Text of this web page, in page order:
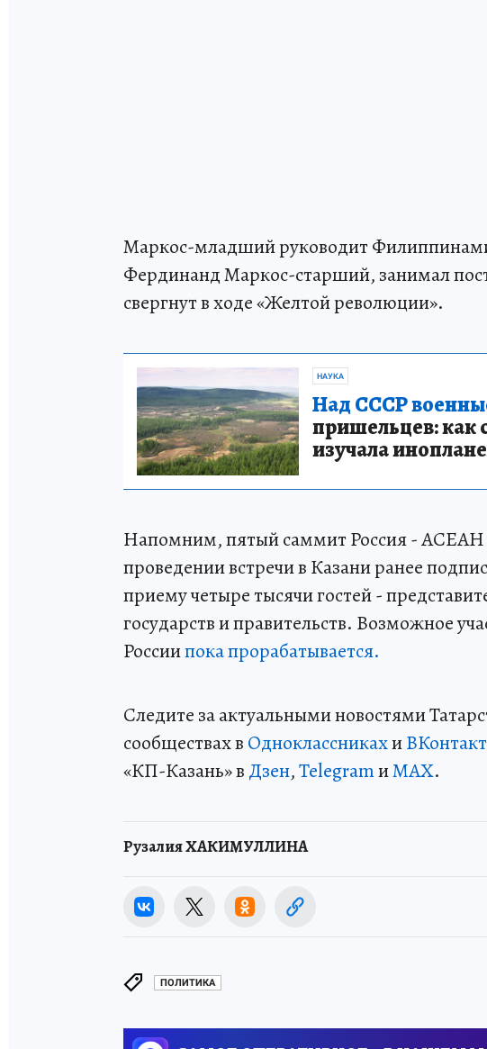
Маркос-младший руководит Филиппинами
Фердинанд Маркос-старший, занимал
свергнут в ходе «Желтой революции».
НАУКА
Над СССР
пришельцев: как
изучала
Напомним, пятый саммит Россия - АСЕАН
проведении встречи в Казани ранее
приему четыре тысячи гостей -
государств и правительств. Возможное
Россиипока прорабатывается.
Следите за актуальными новостями
сообществах в Одноклассникахи
«КП-Казань» в Дзен,TelegramиMAX.
Рузалия ХАКИМУЛЛИНА
ПОЛИТИКА